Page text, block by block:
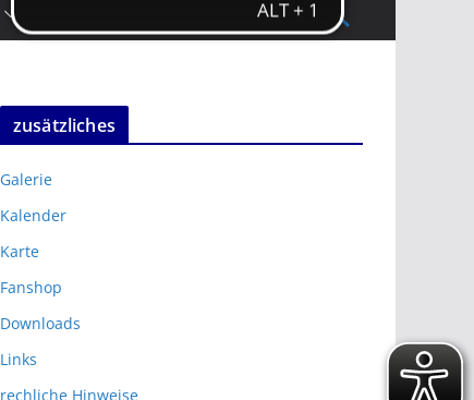
zusätzliches
Galerie
Kalender
Karte
Fanshop
Downloads
Links
rechliche Hinweise